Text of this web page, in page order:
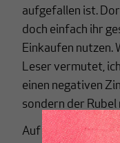
aufgefallen ist.
doch einfach ihr
Einkaufen nutzen.
Leser vermutet,
einen negativen
sondern der
Auf der anderen